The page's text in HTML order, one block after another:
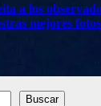
a los
mejores
Buscar